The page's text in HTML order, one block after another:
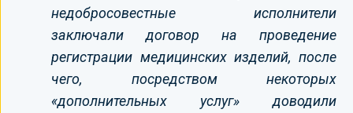
недобросовестные исполнители
заключали договор на проведение
регистрации медицинских изделий, после
чего, посредством некоторых
«дополнительных услуг» доводили